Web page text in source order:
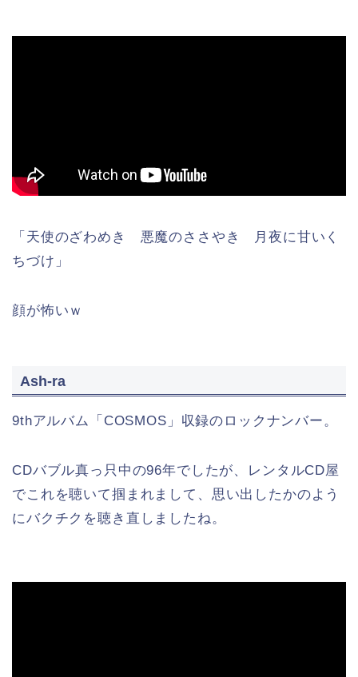
「天使のざわめき 悪魔のささやき 月夜に甘いく
ちづけ」
顔が怖いｗ
Ash-ra
9thアルバム「COSMOS」収録のロックナンバー。
CDバブル真っ只中の96年でしたが、レンタルCD屋
でこれを聴いて掴まれまして、思い出したかのよう
にバクチクを聴き直しましたね。